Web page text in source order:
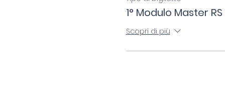
1° Modulo Master RS
Scopri di più